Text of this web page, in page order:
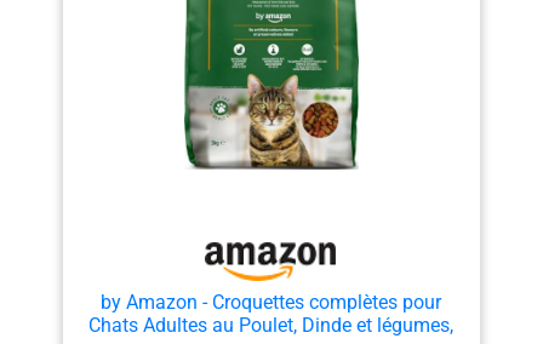
by Amazon - Croquettes complètes pour
Chats Adultes au Poulet, Dinde et légumes,